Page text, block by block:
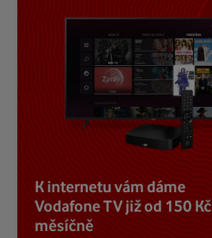
K internetu vám dáme
Vodafone TV již od 150 Kč
měsíčně